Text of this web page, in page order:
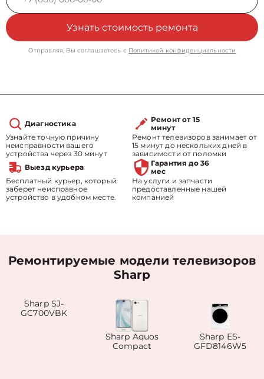
Узнать стоимость ремонта
Отправляя, Вы соглашаетесь с Политикой конфиденциальности
Диагностика
Узнайте точную причину
неисправности вашего
устройства через 30 минут
Ремонт от 15
минут
Ремонт телевизоров занимает от
15 минут до нескольких дней в
зависимости от поломки
Выезд курьера
Бесплатный курьер, который
заберет неисправное
устройство в удобном месте.
Гарантия до 36
мес
На услуги и запчасти
предоставленные нашей
компанией
Ремонтируемые модели телевизоров
Sharp
Sharp SJ-
GC700VBK
Sharp Aquos
Compact
Sharp ES-
GFD8146W5